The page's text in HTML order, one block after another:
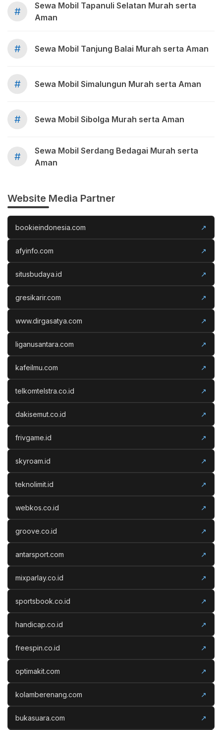
#
Sewa Mobil Tapanuli Selatan Murah serta
Aman
# Sewa Mobil Tanjung Balai Murah serta Aman
# Sewa Mobil Simalungun Murah serta Aman
# Sewa Mobil Sibolga Murah serta Aman
#
Sewa Mobil Serdang Bedagai Murah serta
Aman
Website Media Partner
bookieindonesia.com ↗
afyinfo.com ↗
situsbudaya.id ↗
gresikarir.com ↗
www.dirgasatya.com ↗
liganusantara.com ↗
kafeilmu.com ↗
telkomtelstra.co.id ↗
dakisemut.co.id ↗
frivgame.id ↗
skyroam.id ↗
teknolimit.id ↗
webkos.co.id ↗
groove.co.id ↗
antarsport.com ↗
mixparlay.co.id ↗
sportsbook.co.id ↗
handicap.co.id ↗
freespin.co.id ↗
optimakit.com ↗
kolamberenang.com ↗
bukasuara.com ↗